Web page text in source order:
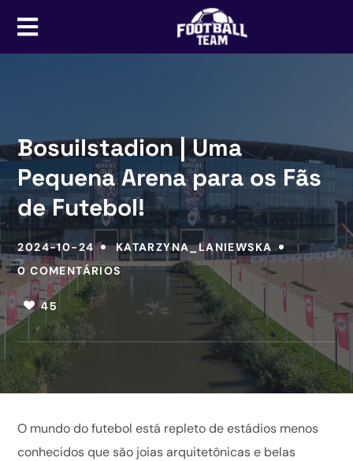
Bosuilstadion | Uma
Pequena Arena para os Fãs
de Futebol!
2024-10-24
KATARZYNA_LANIEWSKA
0 COMENTÁRIOS
45
O mundo do futebol está repleto de estádios menos
conhecidos que são joias arquitetônicas e belas